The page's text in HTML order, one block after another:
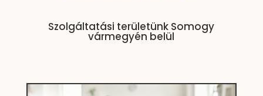
Szolgáltatási területünk Somogy
vármegyén belül